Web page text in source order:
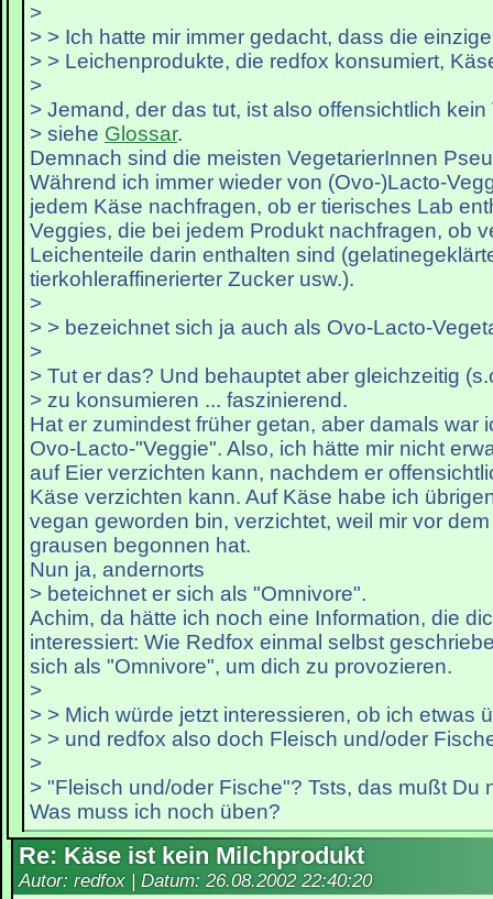
>
> > Ich hatte mir immer gedacht, dass die
> > Leichenprodukte, die redfox konsumiert,
>
> Jemand, der das tut, ist also offensichtlich kein
> siehe Glossar.
Demnach sind die meisten VegetarierInnen
Während ich immer wieder von (Ovo-)Lacto-
jedem Käse nachfragen, ob er tierisches Lab
Veggies, die bei jedem Produkt nachfragen, ob
Leichenteile darin enthalten sind
tierkohleraffinerierter Zucker usw.).
>
> > bezeichnet sich ja auch als Ovo-Lacto-
>
> Tut er das? Und behauptet aber gleichzeitig
> zu konsumieren ... faszinierend.
Hat er zumindest früher getan, aber damals war
Ovo-Lacto-"Veggie". Also, ich hätte mir nicht
auf Eier verzichten kann, nachdem er
Käse verzichten kann. Auf Käse habe ich
vegan geworden bin, verzichtet, weil mir vor
grausen begonnen hat.
Nun ja, andernorts
> beteichnet er sich als "Omnivore".
Achim, da hätte ich noch eine Information, die
interessiert: Wie Redfox einmal selbst
sich als "Omnivore", um dich zu provozieren.
>
> > Mich würde jetzt interessieren, ob ich etwas
> > und redfox also doch Fleisch und/oder
>
> "Fleisch und/oder Fische"? Tsts, das mußt Du
Was muss ich noch üben?
Re: Käse ist kein Milchprodukt
Autor: redfox | Datum: 26.08.2002 22:40:20